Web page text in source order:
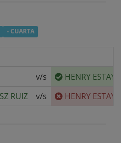
- CUARTA
v/s
HENRY ESTAY
RUIZ v/s HENRY ESTAY